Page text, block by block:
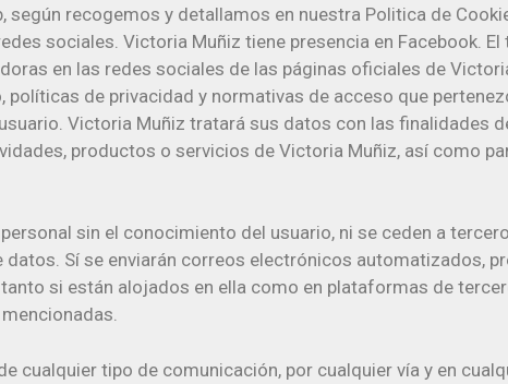
según recogemos y detallamos en nuestra Politica de
sociales. Victoria Muñiz tiene presencia en Facebook.
en las redes sociales de las páginas oficiales de
políticas de privacidad y normativas de acceso que
Victoria Muñiz tratará sus datos con las finalidades
productos o servicios de Victoria Muñiz, así como
sin el conocimiento del usuario, ni se ceden a
datos. Sí se enviarán correos electrónicos automatizados,
si están alojados en ella como en plataformas de
cualquier tipo de comunicación, por cualquier vía y en